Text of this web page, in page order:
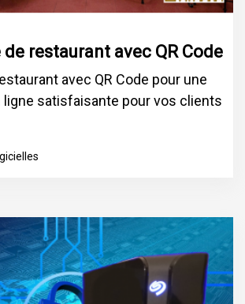
restaurant avec QR Code
avec QR Code pour une
ligne satisfaisante pour vos clients